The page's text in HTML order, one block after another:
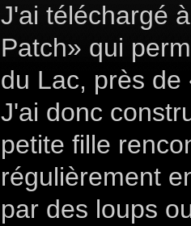
J'ai téléchargé
Patch» qui
du Lac, près
J'ai donc
petite fille
régulièrement
par des loups